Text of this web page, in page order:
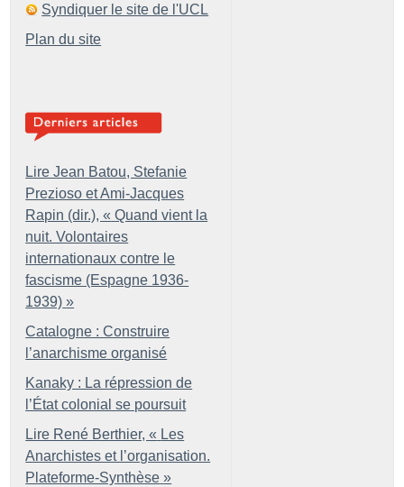
Syndiquer le site de l'UCL
Plan du site
Lire Jean Batou, Stefanie
Prezioso et Ami-Jacques
Rapin (dir.), « Quand vient la
nuit. Volontaires
internationaux contre le
fascisme (Espagne 1936-
1939) »
Catalogne : Construire
l’anarchisme organisé
Kanaky : La répression de
l’État colonial se poursuit
Lire René Berthier, « Les
Anarchistes et l’organisation.
Plateforme-Synthèse »